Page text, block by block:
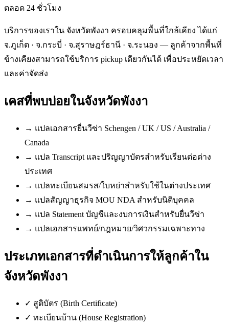
ตลอด 24 ชั่วโมง
บริการของเราใน จังหวัดพังงา ครอบคลุมพื้นที่ใกล้เคียง ได้แก่
จ.ภูเก็ต · จ.กระบี่ · จ.สุราษฎร์ธานี · จ.ระนอง — ลูกค้าจากพื้นที่
ข้างเคียงสามารถใช้บริการ pickup เดียวกันได้ เพื่อประหยัดเวลา
และค่าจัดส่ง
เคสที่พบบ่อยในจังหวัดพังงา
→ แปลเอกสารยื่นวีซ่า Schengen / UK / US / Australia /
Canada
→ แปล Transcript และปริญญาบัตรสำหรับเรียนต่อต่าง
ประเทศ
→ แปลทะเบียนสมรส/ใบหย่าสำหรับใช้ในต่างประเทศ
→ แปลสัญญาธุรกิจ MOU NDA สำหรับนิติบุคคล
→ แปล Statement บัญชีและงบการเงินสำหรับยื่นวีซ่า
→ แปลเอกสารแพทย์/กฎหมาย/วิศวกรรมเฉพาะทาง
ประเภทเอกสารที่ดำเนินการให้ลูกค้าใน
จังหวัดพังงา
✓ สูติบัตร (Birth Certificate)
✓ ทะเบียนบ้าน (House Registration)